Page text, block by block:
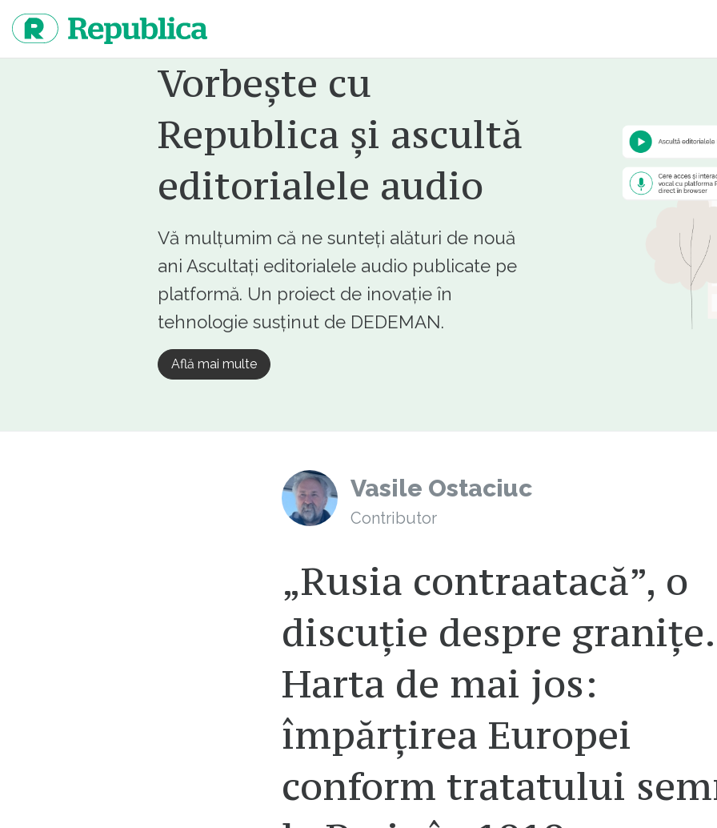
continut
Vorbește cu
Republica și ascultă
editorialele audio
Vă mulțumim că ne sunteți alături de nouă
ani Ascultați editorialele audio publicate pe
platformă. Un proiect de inovație în
tehnologie susținut de DEDEMAN.
Află mai multe
Vasile Ostaciuc
Contributor
„Rusia contraatacă”, o
discuție despre granițe.
Harta de mai jos:
împărțirea Europei
conform tratatului